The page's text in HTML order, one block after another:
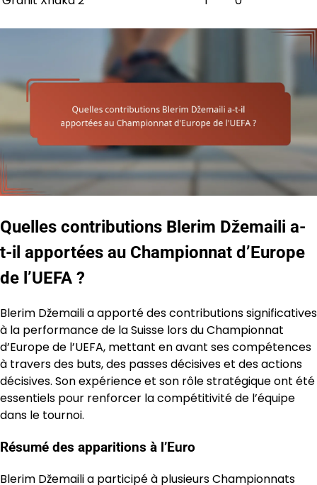
Quelles contributions Blerim Džemaili a-
t-il apportées au Championnat d’Europe
de l’UEFA ?
Blerim Džemaili a apporté des contributions significatives
à la performance de la Suisse lors du Championnat
d’Europe de l’UEFA, mettant en avant ses compétences
à travers des buts, des passes décisives et des actions
décisives. Son expérience et son rôle stratégique ont été
essentiels pour renforcer la compétitivité de l’équipe
dans le tournoi.
Résumé des apparitions à l’Euro
Blerim Džemaili a participé à plusieurs Championnats